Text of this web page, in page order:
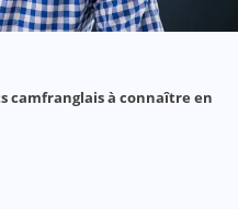
camfranglais à connaître en